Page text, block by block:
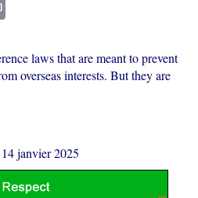
laws that are meant to prevent
overseas interests. But they are
janvier 2025